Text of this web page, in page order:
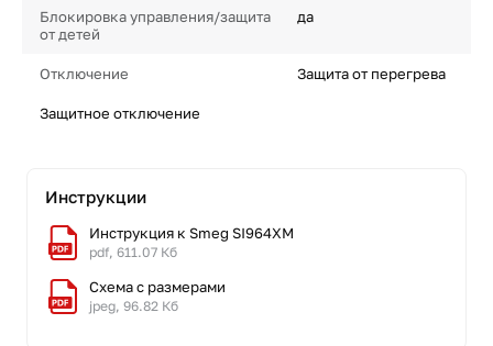
Блокировка управления/защита
от детей
да
Отключение Защита от перегрева
Защитное отключение
Инструкции
Инструкция к Smeg SI964XM
pdf, 611.07 Кб
Схема с размерами
jpeg, 96.82 Кб